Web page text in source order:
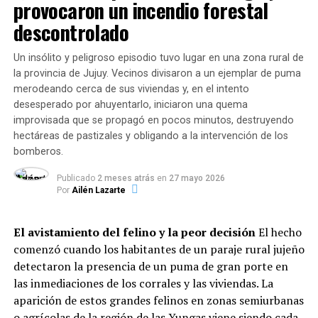
Nicolás Gianelloni, secretario de Desarrollo Humano y
Hábitat, amplió: «Desde el programa Rosario Cuida a sus
de la ciudad para el cuidado de los vecinos y vecinas. Por
esto planificamos una intervención integral en conjunto
con otras secretarías, con el fin de abrir un espacio para
que los rosarinos puedan participar de las acciones del
municipio. En este sentido se llevó a cabo este sostenido
trabajo en Nuevo Alberdi, en el distrito Norte de la
ciudad, que se replicará en otros barrios».
idea de dar talleres en un plaza del barrio.
«La propuesta nació de juntarnos con la gente de
Rosario Cuida a sus Barrios, empezar a juntar a actores
de otras áreas para poder atender un lugar específico
Crecieron de 1.445.270 raciones a 2.883.504 en
2026(suba del99%
En conjunto, las entidades administraron5.340.528
raciones alimentarias en lo que va del año,
garantizando el derecho básico a la alimentación de
niños, niñas, adolescentes y adultos de sectores
vulnerables.
Dinámica del servicio: Modalidades
El informe evidencia que la atención se adaptó a los
hábitos de pospandemia: el83% de las instituciones
entrega viandas para llevar, el13,2% sostiene la
atención presencial en salón y el3,7% distribuye
módulos alimentarios.
provocaron un incendio forestal
descontrolado
Un insólito y peligroso episodio tuvo lugar en una zona rural de
la provincia de Jujuy. Vecinos divisaron a un ejemplar de puma
merodeando cerca de sus viviendas y, en el intento
desesperado por ahuyentarlo, iniciaron una quema
improvisada que se propagó en pocos minutos, destruyendo
hectáreas de pastizales y obligando a la intervención de los
bomberos.
Publicado 2 meses atrás en 27 mayo 2026
Por Ailén Lazarte
El avistamiento del felino y la peor decisiónEl hecho
comenzó cuando los habitantes de un paraje rural jujeño
detectaron la presencia de un puma de gran porte en
las inmediaciones de los corrales y las viviendas. La
aparición de estos grandes felinos en zonas semiurbanas